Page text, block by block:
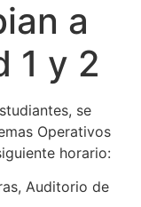
a
1 y 2
se
Operativos
horario:
Auditorio de